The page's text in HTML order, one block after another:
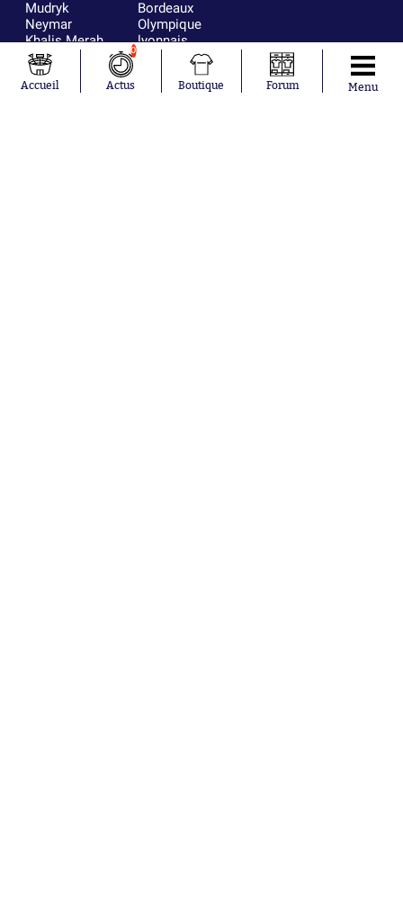
Mudryk
Neymar
Khalis Merah
Loïs Openda
Moussa
Niakhaté
Bordeaux
Olympique
lyonnais
Real Madrid
RC Strasbourg
Accueil
0
Actus Boutique Forum Menu